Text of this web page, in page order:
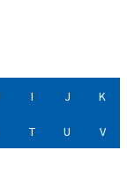
I J K
T U V